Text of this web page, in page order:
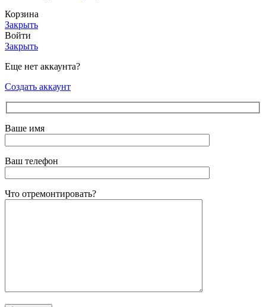
Корзина
Закрыть
Войти
Закрыть
Еще нет аккаунта?
Создать аккаунт
Ваше имя
Ваш телефон
Что отремонтировать?